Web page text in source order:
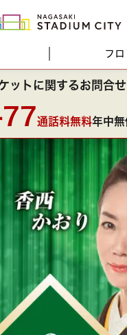
フ
ットに関するお問合
通話料無料年中